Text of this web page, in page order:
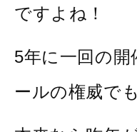
ですよね！
5年に一回の開
ールの権威で